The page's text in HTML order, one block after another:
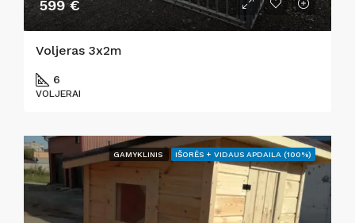
599 €
Voljeras 3x2m
6
VOLJERAI
GAMYKLINIS IŠORĖS + VIDAUS APDAILA (100%)